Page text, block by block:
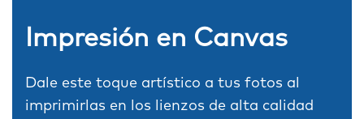
Impresión en Canvas
Dale este toque artístico a tus fotos al
imprimirlas en los lienzos de alta calidad